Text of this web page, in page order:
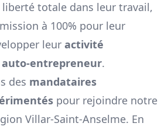
totale dans leur travail,
à 100% pour leur
leur activité
entrepreneur.
des mandataires
pour rejoindre notre
Villar-Saint-Anselme. En